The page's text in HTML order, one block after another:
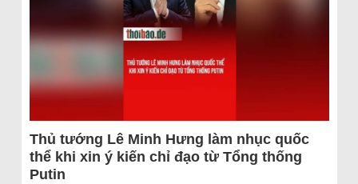
Thủ tướng Lê Minh Hưng làm nhục quốc
thể khi xin ý kiến chỉ đạo từ Tổng thống
Putin